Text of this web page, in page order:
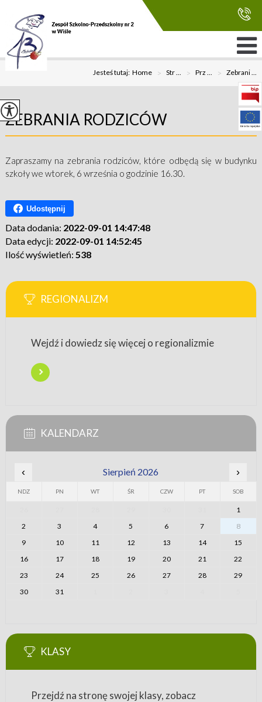
Jesteś tutaj:Home > Str ... > Prz ... > Zebrani ...
ZEBRANIA RODZICÓW
Zapraszamy na zebrania rodziców, które odbędą się w budynku
szkoły we wtorek, 6 września o godzinie 16.30.
Udostępnij
Data dodania: 2022-09-01 14:47:48
Data edycji: 2022-09-01 14:52:45
Ilość wyświetleń: 538
REGIONALIZM
Wejdź i dowiedz się więcej o regionalizmie
KALENDARZ
‹ Sierpień 2026 ›
NDZ PN WT ŚR CZW PT SOB
1
2
3 4 5 6 7
8
9
10 11 12 13 14
15
16
17 18 19 20 21
22
23
24 25 26 27 28
29
30
31
KLASY
Przejdź na stronę swojej klasy, zobacz